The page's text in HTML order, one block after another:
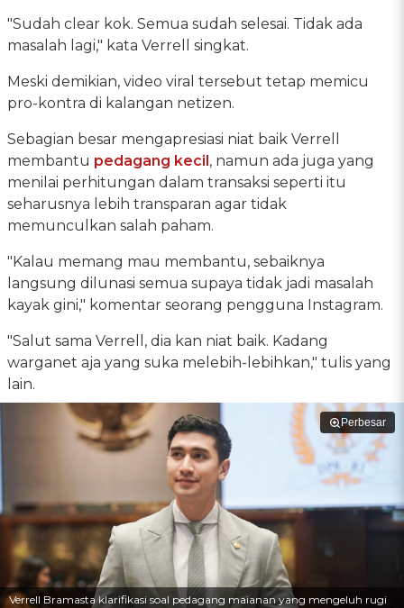
"Sudah clear kok. Semua sudah selesai. Tidak ada
masalah lagi," kata Verrell singkat.
Meski demikian, video viral tersebut tetap memicu
pro-kontra di kalangan netizen.
Sebagian besar mengapresiasi niat baik Verrell
membantu pedagang kecil , namun ada juga yang
menilai perhitungan dalam transaksi seperti itu
seharusnya lebih transparan agar tidak
memunculkan salah paham.
"Kalau memang mau membantu, sebaiknya
langsung dilunasi semua supaya tidak jadi masalah
kayak gini," komentar seorang pengguna Instagram.
"Salut sama Verrell, dia kan niat baik. Kadang
warganet aja yang suka melebih-lebihkan," tulis yang
lain.
Perbesar
Verrell Bramasta klarifikasi soal pedagang maianan yang mengeluh rugi